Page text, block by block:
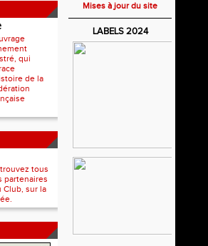
qui
de la
tous
partenaires
Club, sur la
Mises à jour du site
LABELS 2024